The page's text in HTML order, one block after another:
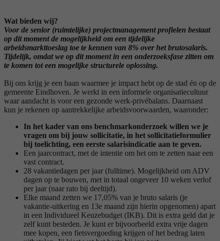
Wat bieden wij?
Voor de senior (ruimtelijke) projectmanagement profielen bestaat
op dit moment de mogelijkheid om een tijdelijke
arbeidsmarkttoeslag toe te kennen van 8% over het brutosalaris.
Tijdelijk, omdat we op dit moment in een onderzoeksfase zitten om
te komen tot een mogelijke structurele oplossing.
Bij ons krijg je een baan waarmee je impact hebt op de stad én op de
gemeente Eindhoven. Je werkt in een informele organisatiecultuur
waar aandacht is voor een gezonde werk-privébalans. Daarnaast
kun je rekenen op aantrekkelijke arbeidsvoorwaarden, waaronder:
In het kader van ons benchmarkonderzoek willen we je
vragen om bij jouw sollicitatie, in het sollicitatieformulier
bij toelichting, een eerste salarisindicatie aan te geven.
Een jaarcontract, met de intentie om het om te zetten naar een
vast contract.
28 vakantiedagen per jaar (fulltime). Mogelijkheid om ADV
dagen op te bouwen, met in totaal ongeveer 10 weken verlof
per jaar (naar rato bij deeltijd).
Elke maand zetten we 17,05% van je bruto salaris (je
vakantie-uitkering en 13e maand zijn hierin opgenomen) apart
in een Individueel Keuzebudget (IKB). Dit is extra geld dat je
zelf kunt besteden. Je kunt er bijvoorbeeld extra vrije dagen
mee kopen, een fietsvergoeding krijgen of het bedrag laten